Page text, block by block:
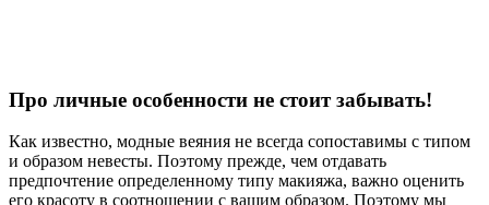
Про личные особенности не стоит забывать!
Как известно, модные веяния не всегда сопоставимы с типом
и образом невесты. Поэтому прежде, чем отдавать
предпочтение определенному типу макияжа, важно оценить
его красоту в соотношении с вашим образом. Поэтому мы